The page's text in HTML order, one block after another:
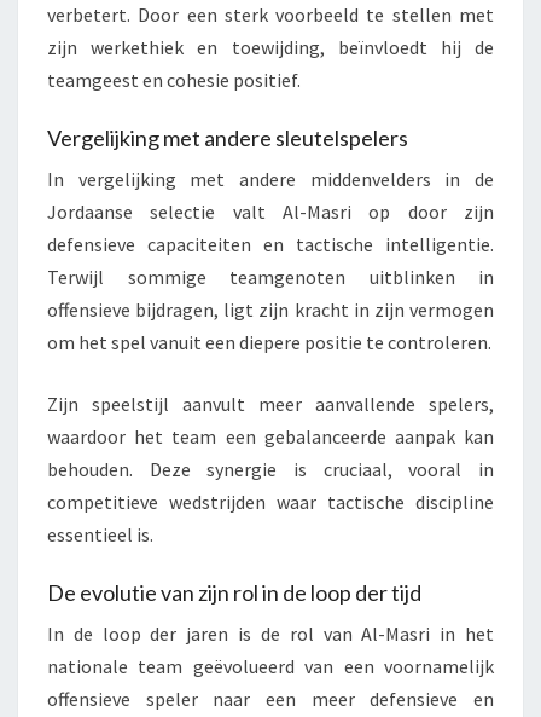
verbetert. Door een sterk voorbeeld te stellen met
zijn werkethiek en toewijding, beïnvloedt hij de
teamgeest en cohesie positief.
Vergelijking met andere sleutelspelers
In vergelijking met andere middenvelders in de
Jordaanse selectie valt Al-Masri op door zijn
defensieve capaciteiten en tactische intelligentie.
Terwijl sommige teamgenoten uitblinken in
offensieve bijdragen, ligt zijn kracht in zijn vermogen
om het spel vanuit een diepere positie te controleren.
Zijn speelstijl aanvult meer aanvallende spelers,
waardoor het team een gebalanceerde aanpak kan
behouden. Deze synergie is cruciaal, vooral in
competitieve wedstrijden waar tactische discipline
essentieel is.
De evolutie van zijn rol in de loop der tijd
In de loop der jaren is de rol van Al-Masri in het
nationale team geëvolueerd van een voornamelijk
offensieve speler naar een meer defensieve en